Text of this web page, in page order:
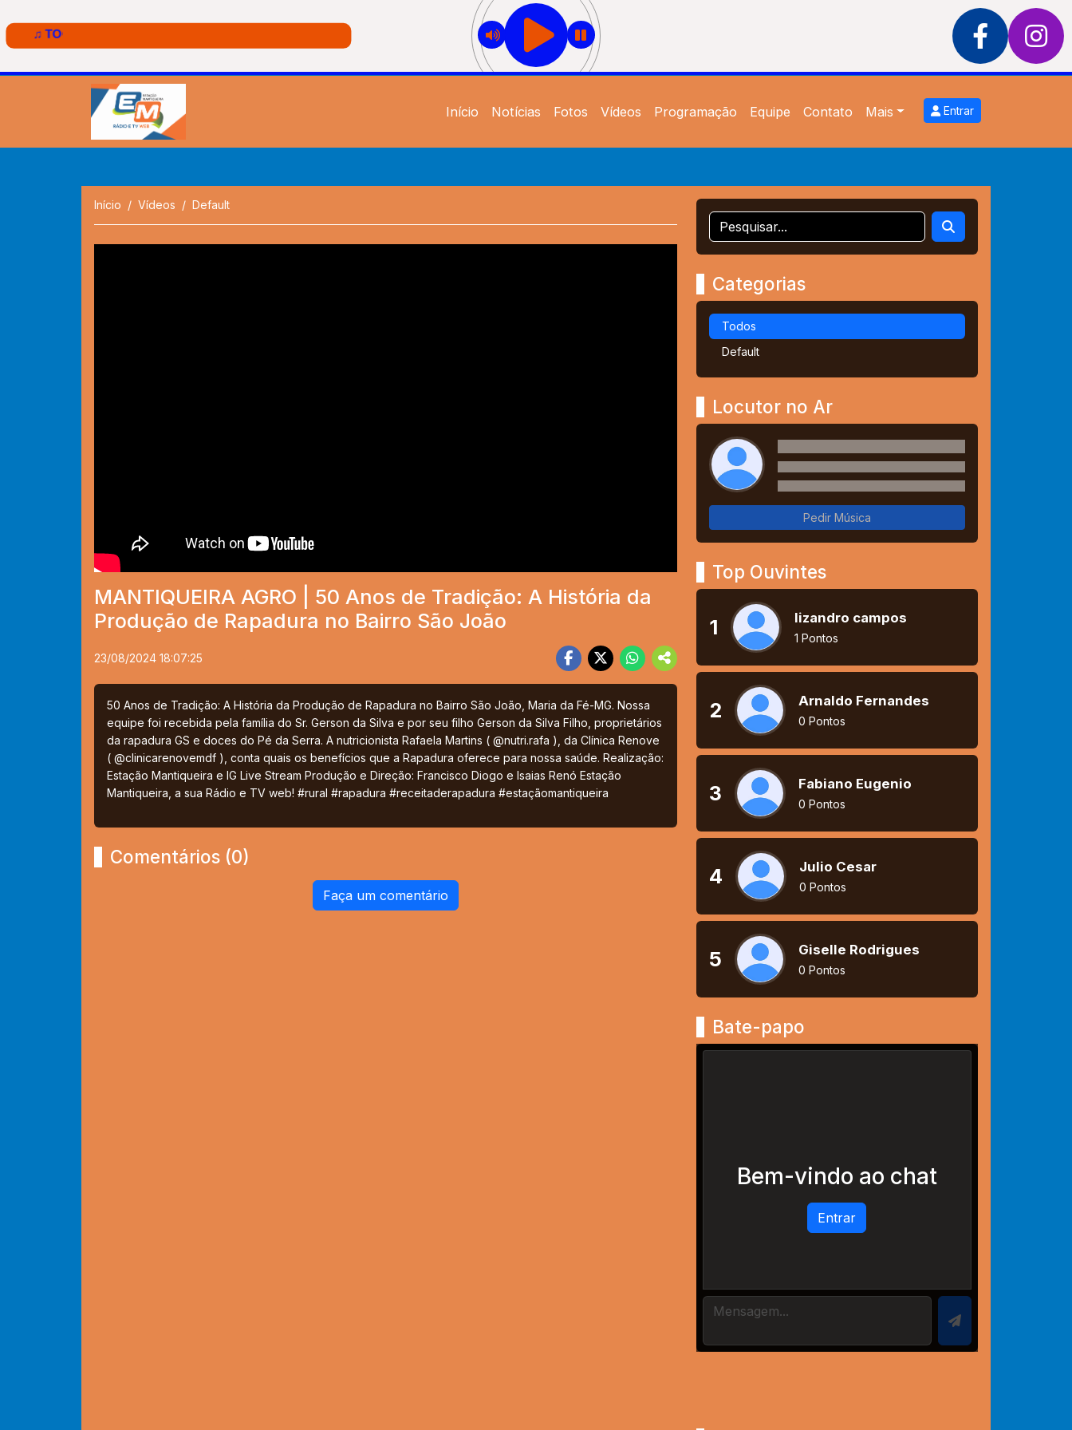
Início Notícias Fotos Vídeos Programação Equipe Contato Mais Entrar
Início Vídeos Default
MANTIQUEIRA AGRO | 50 Anos de Tradição: A História da
Produção de Rapadura no Bairro São João
23/08/2024 18:07:25
50 Anos de Tradição: A História da Produção de Rapadura no Bairro São João, Maria da Fé-MG. Nossa
equipe foi recebida pela família do Sr. Gerson da Silva e por seu filho Gerson da Silva Filho, proprietários
da rapadura GS e doces do Pé da Serra. A nutricionista Rafaela Martins ( @nutri.rafa ), da Clínica Renove
( @clinicarenovemdf ), conta quais os benefícios que a Rapadura oferece para nossa saúde. Realização:
Estação Mantiqueira e IG Live Stream Produção e Direção: Francisco Diogo e Isaias Renó Estação
Mantiqueira, a sua Rádio e TV web! #rural #rapadura #receitaderapadura #estaçãomantiqueira
Comentários (0)
Faça um comentário
Categorias
Todos
Default
Locutor no Ar
Pedir Música
Top Ouvintes
1 lizandro campos
1 Pontos
2 Arnaldo Fernandes
0 Pontos
3 Fabiano Eugenio
0 Pontos
4 Julio Cesar
0 Pontos
5 Giselle Rodrigues
0 Pontos
Bate-papo
Bem-vindo ao chat
Entrar